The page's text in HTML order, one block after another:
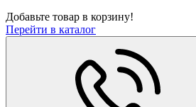
Добавьте товар в корзину!
Перейти в каталог